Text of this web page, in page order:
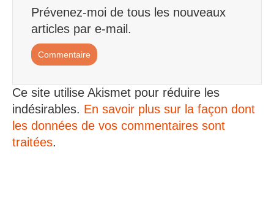
Prévenez-moi de tous les nouveaux
articles par e-mail.
Ce site utilise Akismet pour réduire les
indésirables. En savoir plus sur la façon dont
les données de vos commentaires sont
traitées.